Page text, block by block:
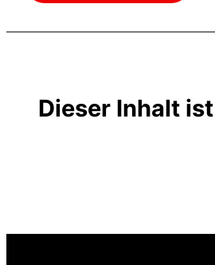
Dieser Inhalt